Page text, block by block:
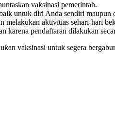
vaksinasi pemerintah.
untuk diri Anda sendiri maupun
melakukan aktivitias sehari-hari
karena pendaftaran dilakukan
vaksinasi untuk segera